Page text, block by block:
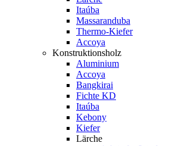
Itaúba
Massaranduba
Thermo-Kiefer
Accoya
Konstruktionsholz
Aluminium
Accoya
Bangkirai
Fichte KD
Itaúba
Kebony
Kiefer
Lärche